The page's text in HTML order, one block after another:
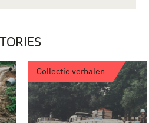
Collectie verhalen